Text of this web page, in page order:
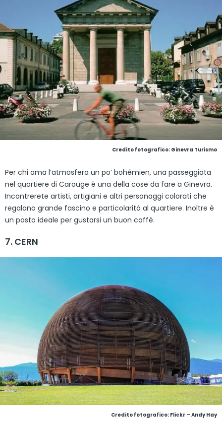
Credito fotografico: Ginevra Turismo
Per chi ama l’atmosfera un po’ bohémien, una passeggiata
nel quartiere di Carouge è una della cose da fare a Ginevra.
Incontrerete artisti, artigiani e altri personaggi colorati che
regalano grande fascino e particolarità al quartiere. Inoltre è
un posto ideale per gustarsi un buon caffè.
7. CERN
Credito fotografico: Flickr – Andy Hay